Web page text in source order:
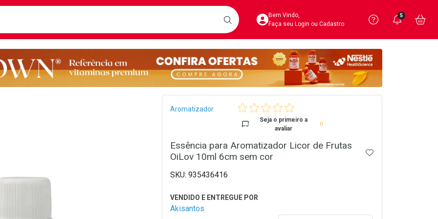
BUSCARAcesse sua Conta
Bem Vindo,
Faça seu Login ou Cadastro
Precisa
Ver Recursos
Você
5
Breadcrumb
Aromatizador
Seja o primeiro a
avaliar
0
Essência para Aromatizador Licor de Frutas
OiLov 10ml 6cm sem cor
ADICIONAR AOS
935436416
Akisantos